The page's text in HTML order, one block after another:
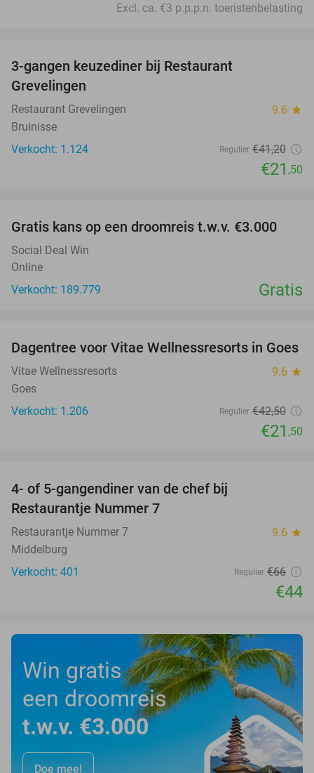
Excl. ca. €3 p.p.p.n. toeristenbelasting
3-gangen keuzediner bij Restaurant
Grevelingen
Restaurant Grevelingen 9.6 star
Bruinisse
Verkocht: 1.124
Regulier €41,20
€21 ,50
Gratis kans op een droomreis t.w.v. €3.000
Social Deal Win
Online
Verkocht: 189.779
Gratis
49%
Dagentree voor Vitae Wellnessresorts in Goes
Vitae Wellnessresorts 9.6 star
Goes
Verkocht: 1.206
Regulier €42,50
€21 ,50
4- of 5-gangendiner van de chef bij
Restaurantje Nummer 7
Restaurantje Nummer 7 9.6 star
Middelburg
Verkocht: 401
Regulier €66
€44
Win gratis
een droomreis
t.w.v. €3.000
Doe mee!